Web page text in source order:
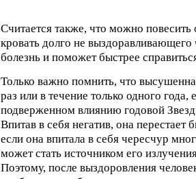
Считается также, что можно
кровать долго не выздоравливающего
болезнь и поможет быстрее
Только важно помнить, что
раз или в течение только одного
подверженном влиянию годовой
Впитав в себя негатив, она
если она впитала в себя чересчур
может стать источником его
Поэтому, после выздоровления